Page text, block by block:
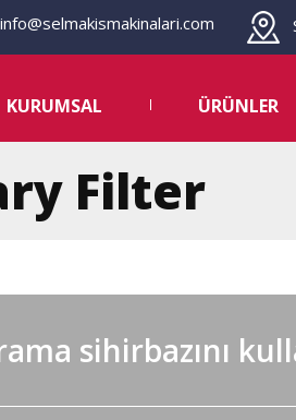
KURUMSAL ÜRÜNLER
Filter
sihirbazını